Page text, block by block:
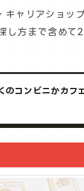
キャリアショッ
し方まで含め
コンビニかカフ